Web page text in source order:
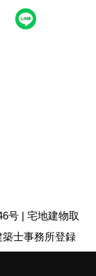
号 | 宅地建物取
士事務所登録